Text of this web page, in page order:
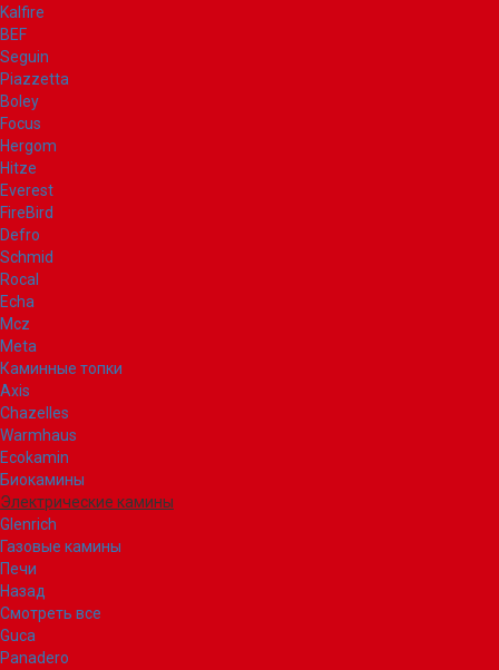
Kalfire
BEF
Seguin
Piazzetta
Boley
Focus
Hergom
Hitze
Everest
FireBird
Defro
Schmid
Rocal
Echa
Mcz
Meta
Каминные топки
Axis
Chazelles
Warmhaus
Ecokamin
Биокамины
Электрические камины
Glenrich
Газовые камины
Печи
Назад
Смотреть все
Guca
Panadero